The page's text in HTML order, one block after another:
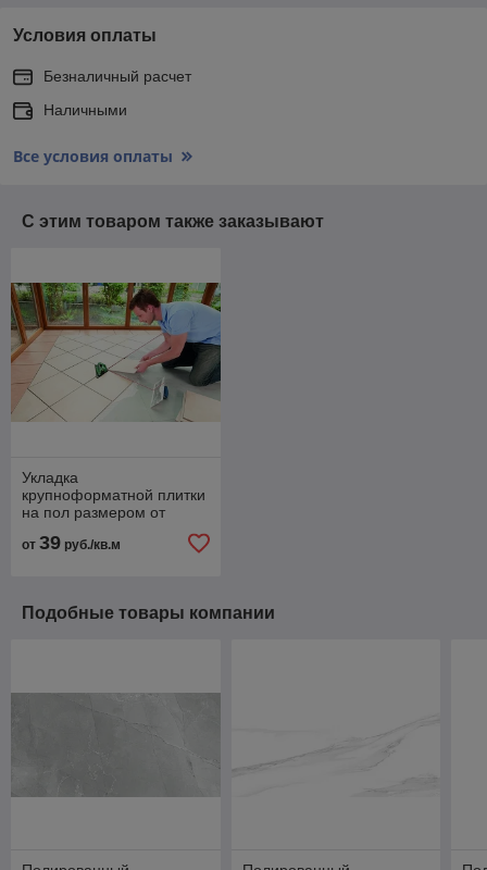
Условия оплаты
Безналичный расчет
Наличными
Все условия оплаты
С этим товаром также заказывают
Укладка
крупноформатной плитки
на пол размером от
от 39 руб./кв.м
Подобные товары компании